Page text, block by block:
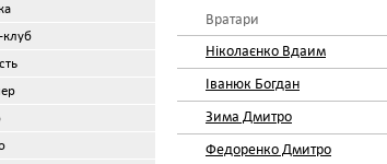
клуб
Вратари
Ніколаєнко Вдаим
Іванюк Богдан
Зима Дмитро
Федоренко Дмитро